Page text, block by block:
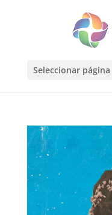
Seleccionar página